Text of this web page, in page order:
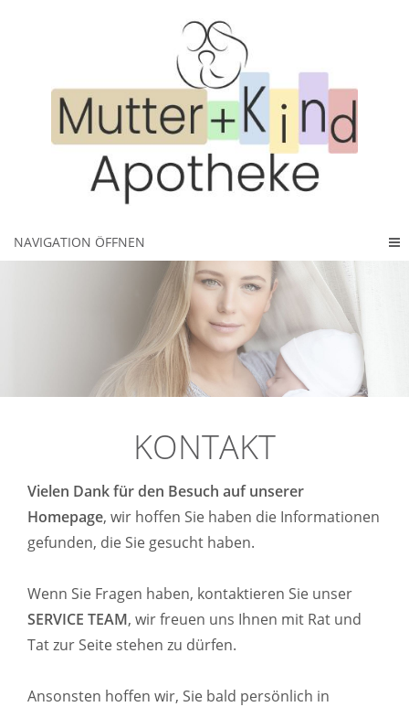
NAVIGATION ÖFFNEN
KONTAKT
Vielen Dank für den Besuch auf unserer
Homepage, wir hoffen Sie haben die Informationen
gefunden, die Sie gesucht haben.
Wenn Sie Fragen haben, kontaktieren Sie unser
SERVICE TEAM, wir freuen uns Ihnen mit Rat und
Tat zur Seite stehen zu dürfen.
Ansonsten hoffen wir, Sie bald persönlich in